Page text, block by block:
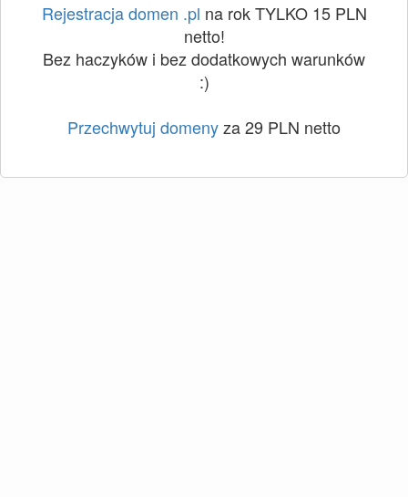
Rejestracja domen .pl na rok TYLKO 15 PLN
netto!
Bez haczyków i bez dodatkowych warunków
:)
Przechwytuj domenyza 29 PLN netto